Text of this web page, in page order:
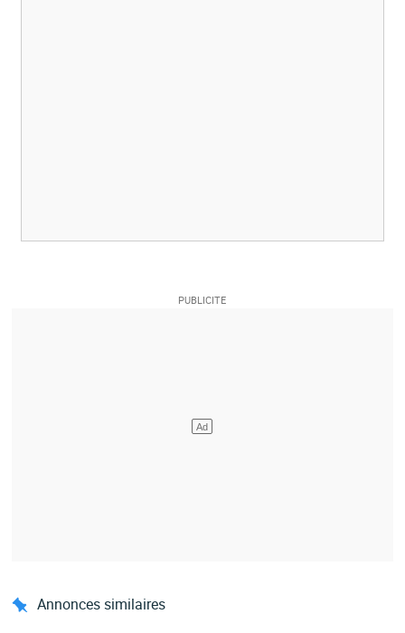
Annonces similaires